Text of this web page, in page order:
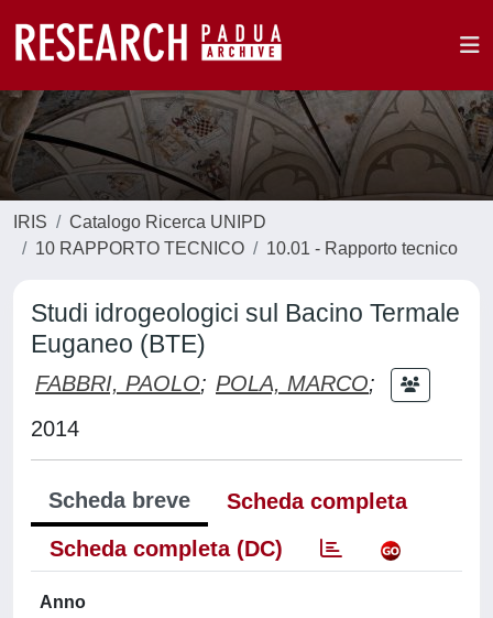
IRIS
Catalogo Ricerca UNIPD
10 RAPPORTO TECNICO
10.01 - Rapporto tecnico
Studi idrogeologici sul Bacino Termale
Euganeo (BTE)
FABBRI, PAOLO; POLA, MARCO;
2014
Scheda breve
Scheda completa
Scheda completa (DC)
Anno